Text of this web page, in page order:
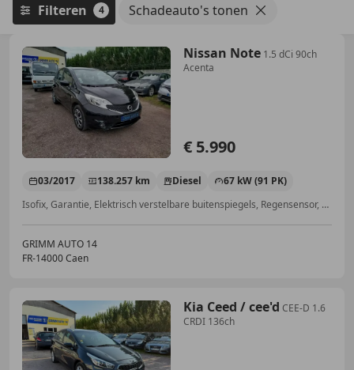
Filteren 4 Schadeauto's tonen
Nissan Note 1.5 dCi 90ch
Acenta
€ 5.990
03/2017 138.257 km Diesel
67 kW (91 PK)
Isofix, Garantie, Elektrisch verstelbare buitenspiegels, Regensensor, CD, Electronic Stability Program, ABS, Snelheidsbeperkingsinstallatie
GRIMM AUTO 14
FR-14000 Caen
Kia Ceed / cee'd CEE-D 1.6
CRDI 136ch